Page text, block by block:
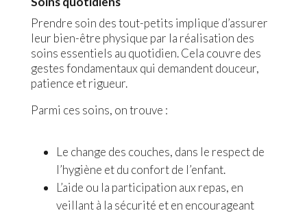
Prendre soin des tout-petits implique d’assurer
leur bien-être physique par la réalisation des
soins essentiels au quotidien. Cela couvre des
gestes fondamentaux qui demandent douceur,
patience et rigueur.
Parmi ces soins, on trouve :
Le change des couches, dans le respect de
l’hygiène et du confort de l’enfant.
L’aide ou la participation aux repas, en
veillant à la sécurité et en encourageant